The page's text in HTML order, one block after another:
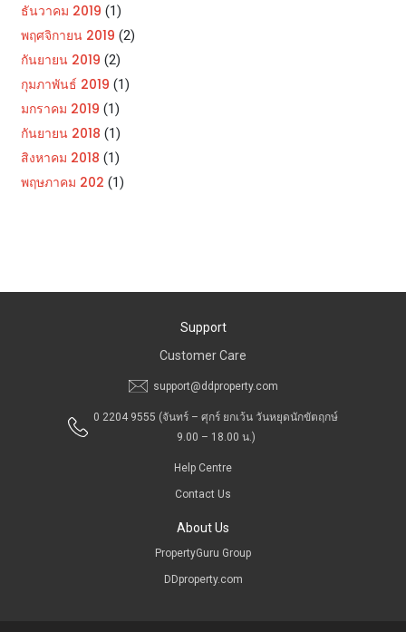
ธันวาคม 2019 (1)
พฤศจิกายน 2019 (2)
กันยายน 2019 (2)
กุมภาพันธ์ 2019 (1)
มกราคม 2019 (1)
กันยายน 2018 (1)
สิงหาคม 2018 (1)
พฤษภาคม 202 (1)
Support
Customer Care
support@ddproperty.com
0 2204 9555 (จันทร์ – ศุกร์ ยกเว้น วันหยุดนักขัตฤกษ์
9.00 – 18.00 น.)
Help Centre
Contact Us
About Us
PropertyGuru Group
DDproperty.com